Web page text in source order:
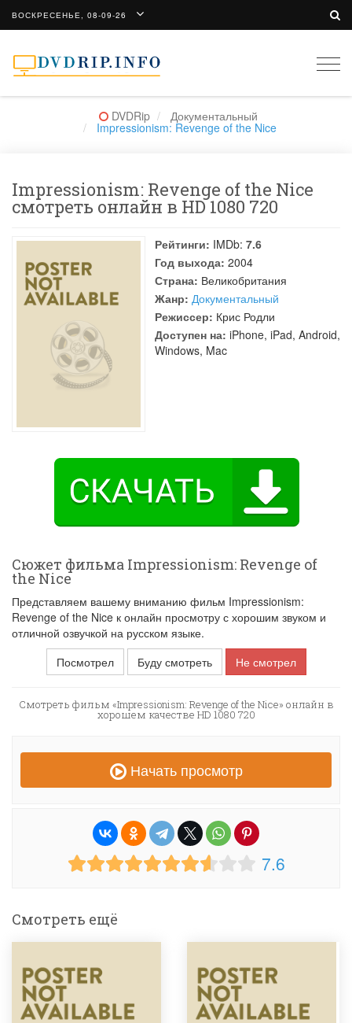
ВОСКРЕСЕНЬЕ, 08-09-26
DVDRip Документальный
Impressionism: Revenge of the Nice
Impressionism: Revenge of the Nice
смотреть онлайн в HD 1080 720
Рейтинги: IMDb: 7.6
Год выхода: 2004
Страна: Великобритания
Жанр: Документальный
Режиссер: Крис Родли
Доступен на: iPhone, iPad, Android,
Windows, Mac
Сюжет фильма Impressionism: Revenge of
the Nice
Представляем вашему вниманию фильм Impressionism:
Revenge of the Nice к онлайн просмотру с хорошим звуком и
отличной озвучкой на русском языке.
Посмотрел
Буду смотреть Не смотрел
Смотреть фильм «Impressionism: Revenge of the Nice» онлайн в
хорошем качестве HD 1080 720
Начать просмотр
7.6
Смотреть ещё